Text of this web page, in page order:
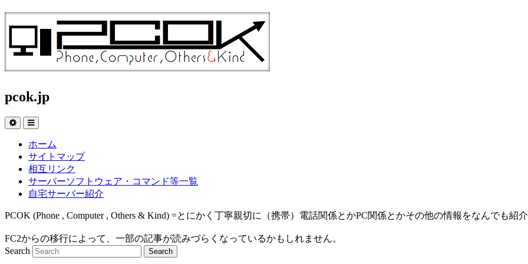
pcok.jp
ホーム
サイトマップ
相互リンク
サーバーソフトウェア・コマンド等一覧
自宅サーバー紹介
PCOK (Phone , Computer , Others & Kind) =とにかく丁寧親切に（携帯）電話関係とかPC関係とかその他の情報をなんでも紹
FC2からの移行によって、一部の記事が読みづらくなっているかもしれません。
Search